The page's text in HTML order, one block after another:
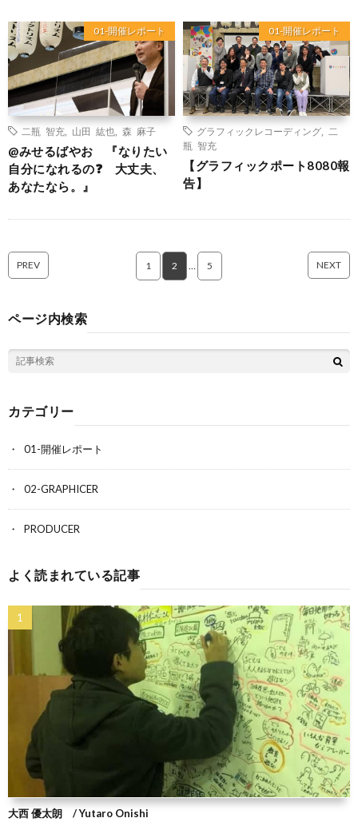
01-開催レポート
二瓶 智充 山田 紘也 森 麻子
@みせるばやお 『なりたい
自分になれるの❓ 大丈夫、
あなたなら。』
01-開催レポート
グラフィックレコーディング
二
瓶 智充
【グラフィックポート8080報
告】
PREV 1 2 5 NEXT
ページ内検索
カテゴリー
01-開催レポート
02-GRAPHICER
PRODUCER
よく読まれている記事
大西 優太朗 / Yutaro Onishi